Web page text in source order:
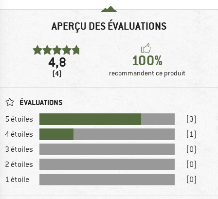
APERÇU DES ÉVALUATIONS
4,8
(4)
100%
recommandent ce produit
ÉVALUATIONS
5 étoiles
(3)
4 étoiles
(1)
3 étoiles
(0)
2 étoiles
(0)
1 étoile
(0)